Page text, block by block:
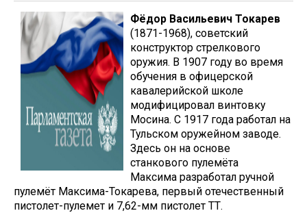
Фёдор Васильевич Токарев
(1871-1968), советский
конструктор стрелкового
оружия. В 1907 году во время
обучения в офицерской
кавалерийской школе
модифицировал винтовку
Мосина. С 1917 года работал на
Тульском оружейном заводе.
Здесь он на основе
станкового пулемёта
Максима разработал ручной
пулемёт Максима-Токарева, первый отечественный
пистолет-пулемет и 7,62-мм пистолет ТТ.